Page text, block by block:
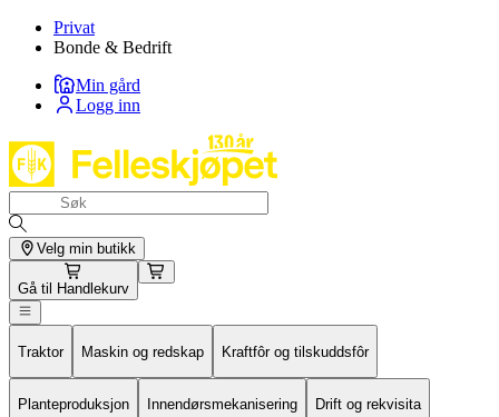
Privat
Bonde & Bedrift
Min gård
Logg inn
Velg min butikk
Gå til Handlekurv
Traktor Maskin og redskap Kraftfôr og tilskuddsfôr
Planteproduksjon Innendørsmekanisering Drift og rekvisita